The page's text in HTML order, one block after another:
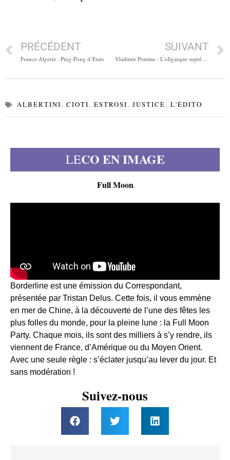
PRÉCÉDENT
France-Algerie : Ping-Pong d’Etats
SUIVANT
Vladimir Poutine : L’oligarque suprême à visage d’État
ALBERTINI, CIOTI, ESTROSI, JUSTICE, L'ÉDITO
LECO EN IMAGE
Full Moon
Borderline est une émission du Correspondant,
présentée par Tristan Delus. Cette fois, il vous emmène
en mer de Chine, à la découverte de l’une des fêtes les
plus folles du monde, pour la pleine lune : la Full Moon
Party. Chaque mois, ils sont des milliers à s’y rendre, ils
viennent de France, d’Amérique ou du Moyen Orient.
Avec une seule règle : s’éclater jusqu’au lever du jour. Et
sans modération !
Suivez-nous